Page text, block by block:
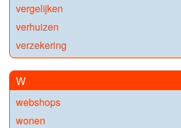
vergelijken
verhuizen
verzekering
W
webshops
wonen